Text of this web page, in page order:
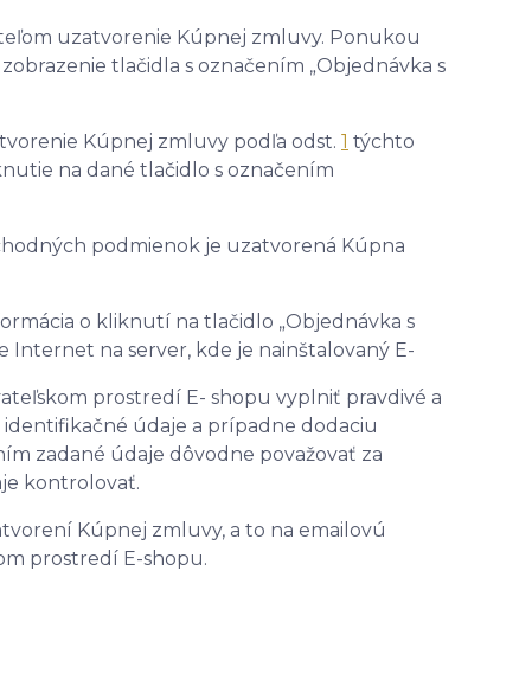
uzatvorenie Kúpnej zmluvy. Ponukou
tlačidla s označením „Objednávka s
Kúpnej zmluvy podľa odst. 1 týchto
na dané tlačidlo s označením
podmienok je uzatvorená Kúpna
o kliknutí na tlačidlo „Objednávka s
na server, kde je nainštalovaný E-
prostredí E- shopu vyplniť pravdivé a
údaje a prípadne dodaciu
zadané údaje dôvodne považovať za
kontrolovať.
Kúpnej zmluvy, a to na emailovú
prostredí E-shopu.